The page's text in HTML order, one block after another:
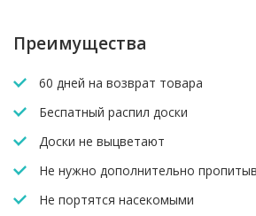
Преимущества
60 дней на возврат товара
Беспатный распил доски
Доски не выцветают
Не нужно дополнительно
Не портятся насекомыми